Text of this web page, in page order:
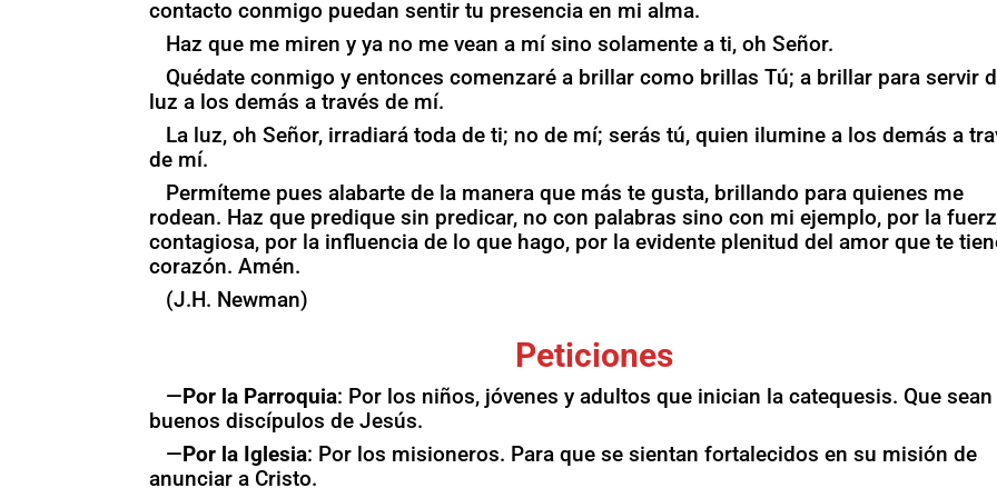
contacto conmigo puedan sentir tu presencia en mi alma.
Haz que me miren y ya no me vean a mí sino solamente a ti, oh Señor.
Quédate conmigo y entonces comenzaré a brillar como brillas Tú; a brillar para servir
luz a los demás a través de mí.
La luz, oh Señor, irradiará toda de ti; no de mí; serás tú, quien ilumine a los demás a
de mí.
Permíteme pues alabarte de la manera que más te gusta, brillando para quienes me
rodean. Haz que predique sin predicar, no con palabras sino con mi ejemplo, por la
contagiosa, por la influencia de lo que hago, por la evidente plenitud del amor que te
corazón. Amén.
(J.H. Newman)
Peticiones
—Por la Parroquia: Por los niños, jóvenes y adultos que inician la catequesis. Que sean
buenos discípulos de Jesús.
—Por la Iglesia: Por los misioneros. Para que se sientan fortalecidos en su misión de
anunciar a Cristo.